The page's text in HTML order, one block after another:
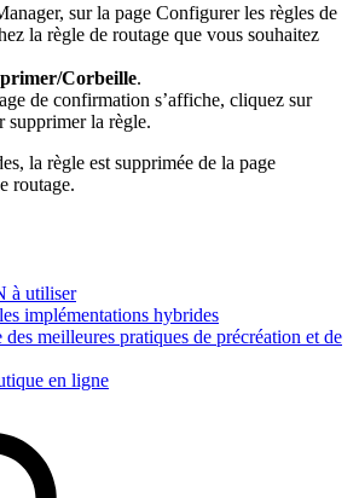
sur la page Configurer les règles de
la règle de routage que vous souhaitez
Corbeille.
de confirmation s’affiche, cliquez sur
supprimer la règle.
la règle est supprimée de la page
routage.
à utiliser
implémentations hybrides
meilleures pratiques de précréation et de
en ligne